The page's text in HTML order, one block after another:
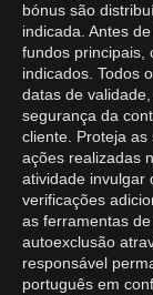
bónus são
indicada. Antes
fundos principais,
indicados. Todos
datas de
segurança da
cliente. Proteja
ações realizadas
atividade invulgar
verificações
as ferramentas
autoexclusão
responsável
português em